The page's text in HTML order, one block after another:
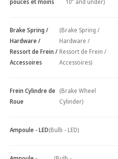
pouces et moins
10" and under)
Brake Spring /
Hardware /
Ressort de Frein /
Accessoires
(Brake Spring /
Hardware /
Ressort de Frein /
Accessoires)
Frein Cylindre de
Roue
(Brake Wheel
Cylinder)
Ampoule - LED(Bulb - LED)